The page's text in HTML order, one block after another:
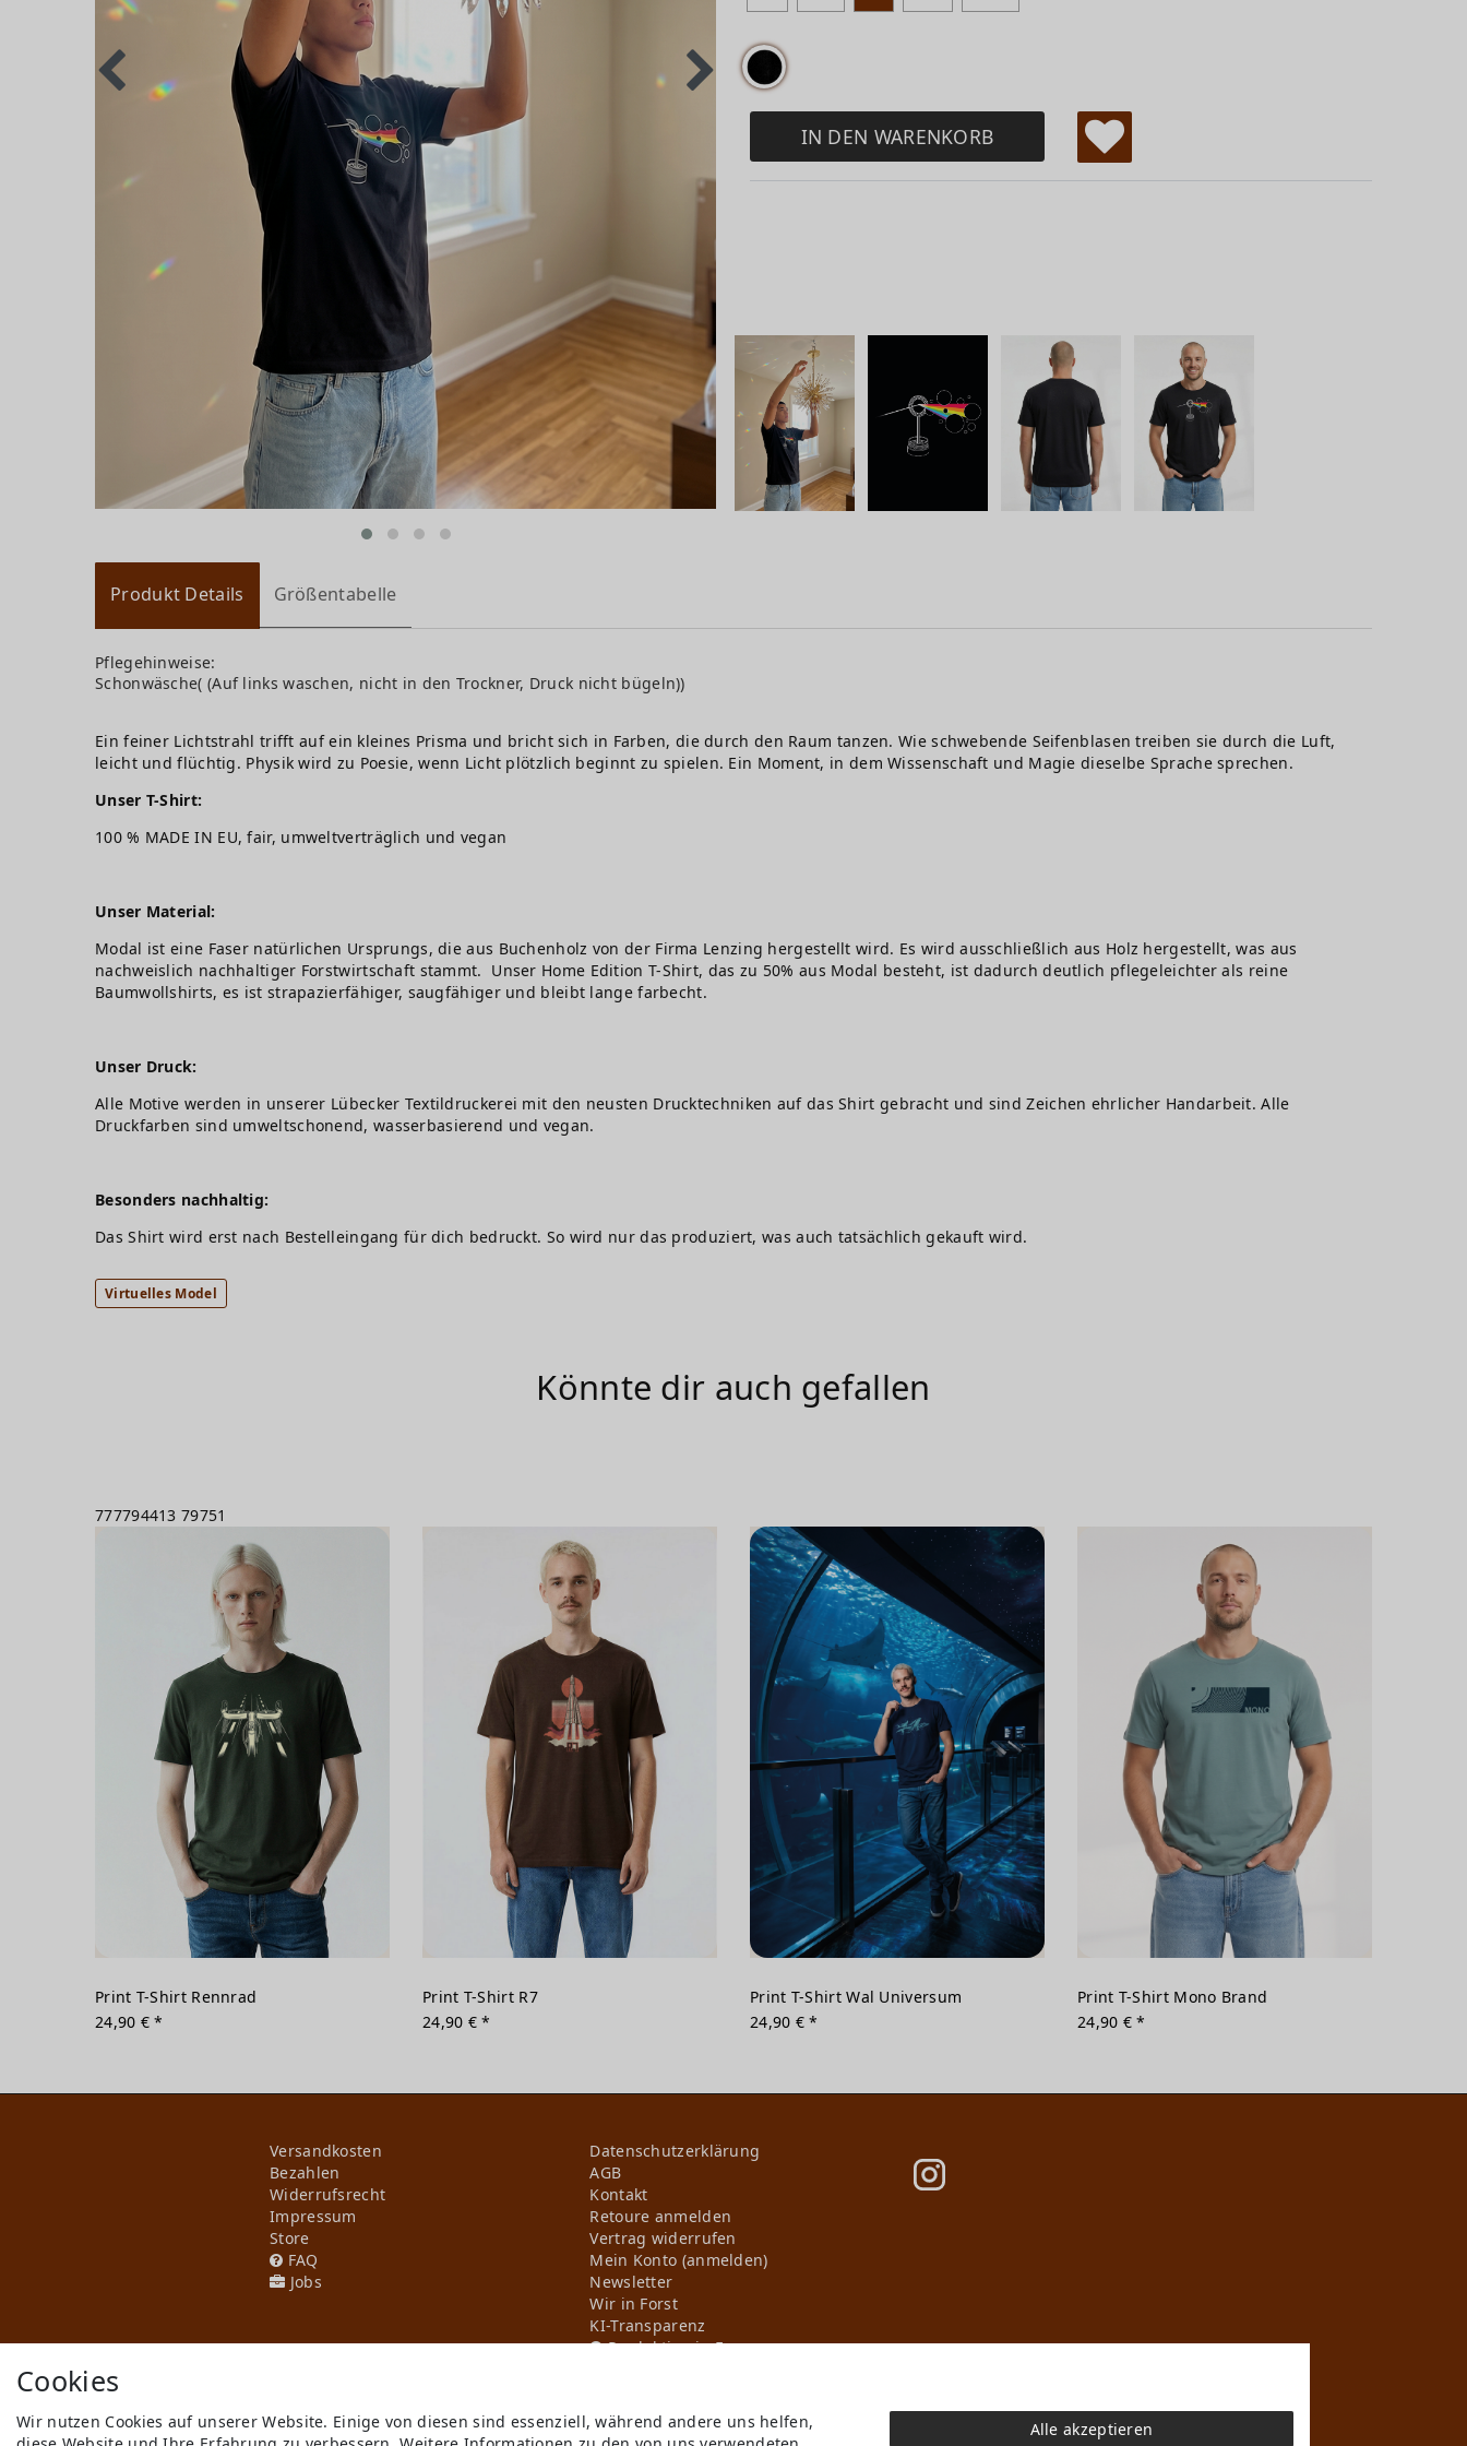
IN DEN WARENKORB
W
te
Produkt Details Größentabelle
Pflegehinweise:
Schonwäsche( (Auf links waschen, nicht in den Trockner, Druck nicht bügeln))
Ein feiner Lichtstrahl trifft auf ein kleines Prisma und bricht sich in Farben, die durch den Raum tanzen. Wie schwebende Seifenblasen treiben sie durch die Luft,
leicht und flüchtig. Physik wird zu Poesie, wenn Licht plötzlich beginnt zu spielen. Ein Moment, in dem Wissenschaft und Magie dieselbe Sprache sprechen.
Unser T-Shirt:
100 % MADE IN EU, fair, umweltverträglich und vegan
Unser Material:
Modal ist eine Faser natürlichen Ursprungs, die aus Buchenholz von der Firma Lenzing hergestellt wird. Es wird ausschließlich aus Holz hergestellt, was aus
nachweislich nachhaltiger Forstwirtschaft stammt. Unser Home Edition T-Shirt, das zu 50% aus Modal besteht, ist dadurch deutlich pflegeleichter als reine
Baumwollshirts, es ist strapazierfähiger, saugfähiger und bleibt lange farbecht.
Unser Druck:
Alle Motive werden in unserer Lübecker Textildruckerei mit den neusten Drucktechniken auf das Shirt gebracht und sind Zeichen ehrlicher Handarbeit. Alle
Druckfarben sind umweltschonend, wasserbasierend und vegan.
Besonders nachhaltig:
Das Shirt wird erst nach Bestelleingang für dich bedruckt. So wird nur das produziert, was auch tatsächlich gekauft wird.
Virtuelles Model
Könnte dir auch gefallen
777794413 79751
Print T-Shirt Rennrad
24,90 € *
Print T-Shirt R7
24,90 € *
Print T-Shirt Wal Universum
24,90 € *
Print T-Shirt Mono Brand
24,90 € *
Versandkosten
Bezahlen
Widerrufs­recht
Impressum
Store
FAQ
Jobs
Daten­schutz­erklärung
AGB
Kontakt
Retoure anmelden
Vertrag widerrufen
Mein Konto (anmelden)
Newsletter
Wir in Forst
KI-Transparenz
Produktion in Europa
* Alle Preise inkl. ges. MwSt. zzgl. Versandkosten
Cookies
Wir nutzen Cookies auf unserer Website. Einige von diesen sind essenziell, während andere uns helfen,
Alle akzeptieren